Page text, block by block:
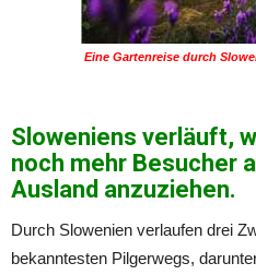
Eine Gartenreise durch
Sloweniens verläuft,
noch mehr Besucher
Ausland anzuziehen.
Durch Slowenien verlaufen drei
bekanntesten Pilgerwegs,